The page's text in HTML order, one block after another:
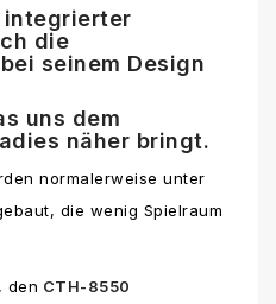
integrierter
die
seinem Design
uns dem
näher bringt.
normalerweise unter
die wenig Spielraum
den CTH-8550